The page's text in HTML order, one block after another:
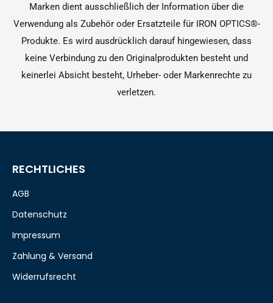
Marken dient ausschließlich der Information über die
Verwendung als Zubehör oder Ersatzteile für IRON OPTICS®-
Produkte. Es wird ausdrücklich darauf hingewiesen, dass
keine Verbindung zu den Originalprodukten besteht und
keinerlei Absicht besteht, Urheber- oder Markenrechte zu
verletzen.
RECHTLICHES
AGB
Datenschutz
Impressum
Zahlung & Versand
Widerrufsrecht